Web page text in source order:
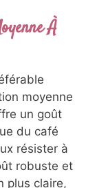
À
moyenne
un goût
du café
résister à
robuste et
plus claire,